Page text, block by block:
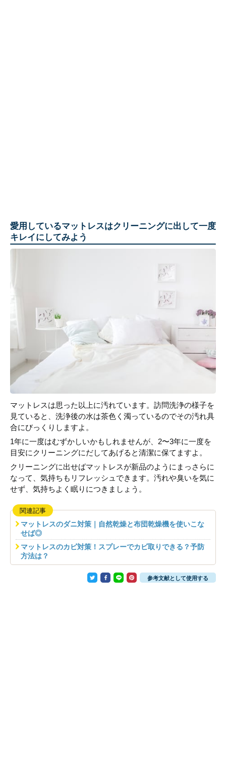
愛用しているマットレスはクリーニングに出して一度
キレイにしてみよう
マットレスは思った以上に汚れています。訪問洗浄の様子を
見ていると、洗浄後の水は茶色く濁っているのでその汚れ具
合にびっくりしますよ。
1年に一度はむずかしいかもしれませんが、2〜3年に一度を
目安にクリーニングにだしてあげると清潔に保てますよ。
クリーニングに出せばマットレスが新品のようにまっさらに
なって、気持ちもリフレッシュできます。汚れや臭いを気に
せず、気持ちよく眠りにつきましょう。
関連記事
マットレスのダニ対策｜自然乾燥と布団乾燥機を使いこな
せば◎
マットレスのカビ対策！スプレーでカビ取りできる？予防
方法は？
参考文献として使用する